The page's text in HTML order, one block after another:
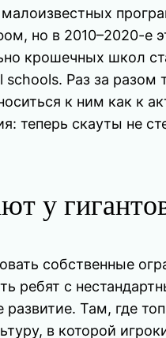
но в 2010–2020-е
крошечных школ
Раз за разом
к ним как к
теперь скауты не
у
собственные
ребят с
развитие. Там, где
в которой